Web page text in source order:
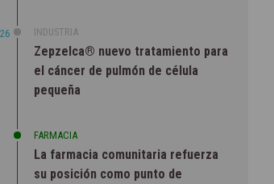
INDUSTRIA
Zepzelca® nuevo tratamiento para
el cáncer de pulmón de célula
pequeña
FARMACIA
La farmacia comunitaria refuerza
su posición como punto de